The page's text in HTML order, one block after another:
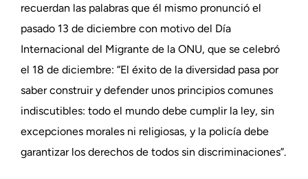
recuerdan las palabras que él mismo pronunció el
pasado 13 de diciembre con motivo del Día
Internacional del Migrante de la ONU, que se celebró
el 18 de diciembre: “El éxito de la diversidad pasa por
saber construir y defender unos principios comunes
indiscutibles: todo el mundo debe cumplir la ley, sin
excepciones morales ni religiosas, y la policía debe
garantizar los derechos de todos sin discriminaciones”.